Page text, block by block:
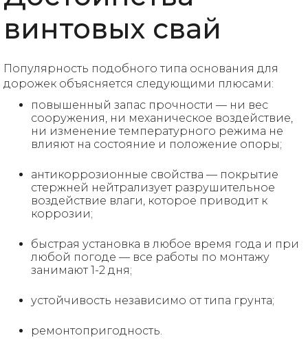
винтовых свай
Популярность подобного типа основания для
дорожек объясняется следующими плюсами:
повышенный запас прочности — ни вес
сооружения, ни механическое воздействие,
ни изменение температурного режима не
влияют на состояние и положение опоры;
антикоррозионные свойства — покрытие
стержней нейтрализует разрушительное
воздействие влаги, которое приводит к
коррозии;
быстрая установка в любое время года и при
любой погоде — все работы по монтажу
занимают 1-2 дня;
устойчивость независимо от типа грунта;
ремонтопригодность.